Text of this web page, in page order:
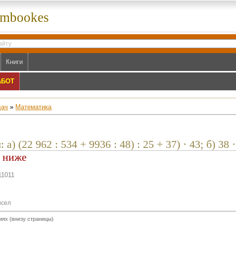
Книги
» Математика
а) (22 962 : 534 + 9936 : 48) : 25 + 37) · 43; б) 38
ниже
(внизу страницы)